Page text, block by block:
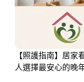
【照護指南】居家
人選擇最安心的晚